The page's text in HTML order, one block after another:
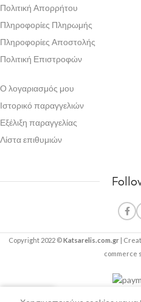
Πολιτική Απορρήτου
Πληροφορίες Πληρωμής
Πληροφορίες Αποστολής
Πολιτική Επιστροφών
Ο λογαριασμός μου
Ιστορικό παραγγελιών
Εξέλιξη παραγγελίας
Λίστα επιθυμιών
Copyright 2022 ©Katsarelis.com.gr |
commerce